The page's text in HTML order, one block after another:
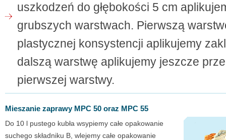
uszkodzeń do głębokości 5 cm
grubszych warstwach. Pierwszą
plastycznej konsystencji aplikujemy
dalszą warstwę aplikujemy jeszcze
pierwszej warstwy.
Mieszanie zaprawy MPC 50 oraz MPC 55
Do 10 l pustego kubła wsypiemy całe opakowanie
suchego składniku B, wlejemy całe opakowanie